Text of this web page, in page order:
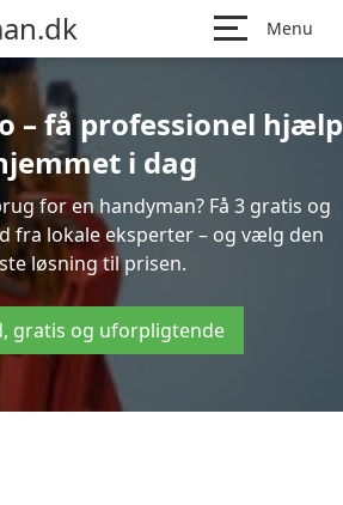
Menu
– få professionel hjælp
i dag
for en handyman? Få 3 gratis og
fra lokale eksperter – og vælg den
løsning til prisen.
gratis og uforpligtende